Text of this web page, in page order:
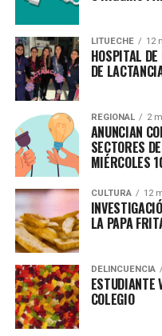
LITUECHE 12
HOSPITAL
DE
REGIONAL 2
ANUNCIAN
SECTORES
MIÉRCOLES
CULTURA 12
LA PAPA
DELINCUENCIA
ESTUDIANTE
COLEGIO